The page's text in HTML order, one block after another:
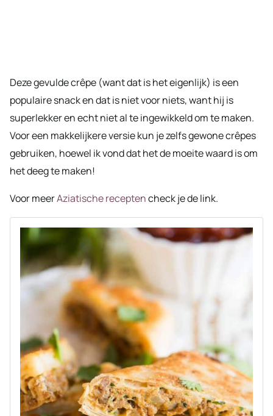
Deze gevulde crêpe (want dat is het eigenlijk) is een
populaire snack en dat is niet voor niets, want hij is
superlekker en echt niet al te ingewikkeld om te maken.
Voor een makkelijkere versie kun je zelfs gewone crêpes
gebruiken, hoewel ik vond dat het de moeite waard is om
het deeg te maken!
Voor meerAziatische receptencheck je de link.